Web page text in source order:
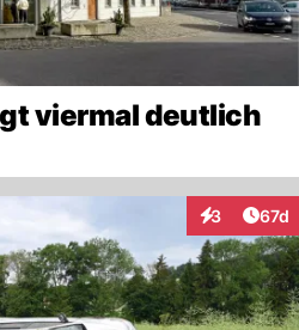
viermal deutlich
3
Interaktionen
67d